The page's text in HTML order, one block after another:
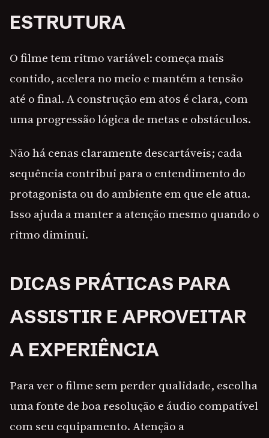
ESTRUTURA
O filme tem ritmo variável: começa mais
contido, acelera no meio e mantém a tensão
até o final. A construção em atos é clara, com
uma progressão lógica de metas e obstáculos.
Não há cenas claramente descartáveis; cada
sequência contribui para o entendimento do
protagonista ou do ambiente em que ele atua.
Isso ajuda a manter a atenção mesmo quando o
ritmo diminui.
DICAS PRÁTICAS PARA
ASSISTIR E APROVEITAR
A EXPERIÊNCIA
Para ver o filme sem perder qualidade, escolha
uma fonte de boa resolução e áudio compatível
com seu equipamento. Atenção a